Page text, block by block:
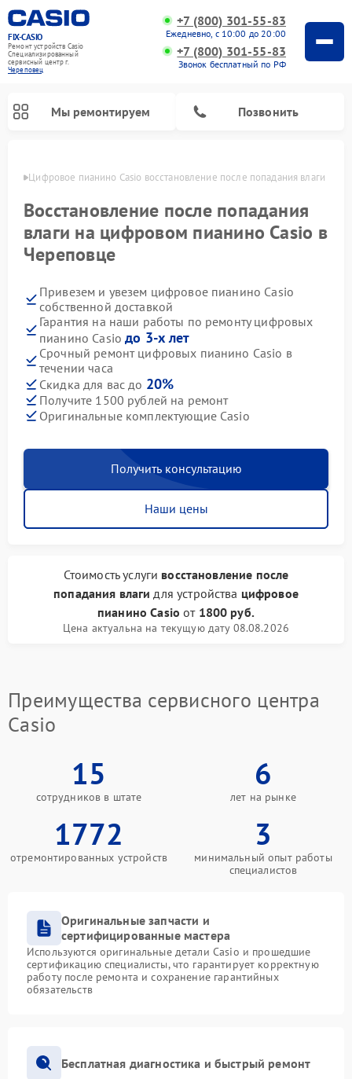
FIX-CASIO
Ремонт устройств Casio
Специализированный
cервисный центр г.
Череповец
+7 (800) 301-55-83
Ежедневно, с 10:00 до 20:00
+7 (800) 301-55-83
Звонок бесплатный по РФ
Мы ремонтируем Позвонить
Цифровое пианино Casio восстановление после попадания влаги
Восстановление после попадания
влаги на цифровом пианино Casio в
Череповце
Привезем и увезем цифровое пианино Casio
собственной доставкой
Гарантия на наши работы по ремонту цифровых
пианино Casioдо 3-х лет
Срочный ремонт цифровых пианино Casio в
течении часа
Скидка для вас до 20%
Получите 1500 рублей на ремонт
Оригинальные комплектующие Casio
Получить консультацию
Наши цены
Стоимость услуги восстановление после
попадания влаги для устройства цифровое
пианино Casio от 1800 руб.
Цена актуальна на текущую дату 08.08.2026
Преимущества сервисного центра
Casio
15
сотрудников в штате
6
лет на рынке
1772
отремонтированных устройств
3
минимальный опыт работы
специалистов
Оригинальные запчасти и
сертифицированные мастера
Используются оригинальные детали Casio и прошедшие
сертификацию специалисты, что гарантирует корректную
работу после ремонта и сохранение гарантийных
обязательств
Бесплатная диагностика и быстрый ремонт